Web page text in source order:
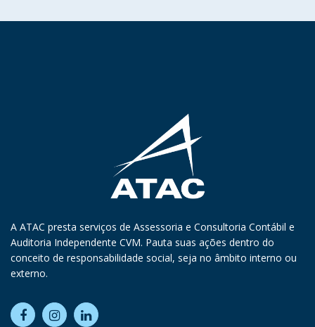
A ATAC presta serviços de Assessoria e Consultoria Contábil e
Auditoria Independente CVM. Pauta suas ações dentro do
conceito de responsabilidade social, seja no âmbito interno ou
externo.